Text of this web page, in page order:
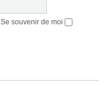
Se souvenir de moi